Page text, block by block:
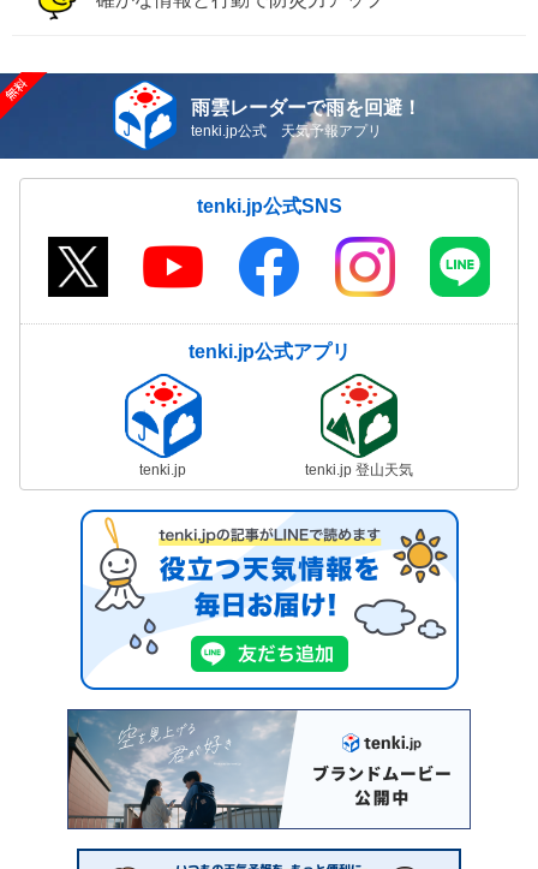
雨雲レーダーで雨を回避！
tenki.jp公式 天気予報アプリ
tenki.jp公式SNS
tenki.jp公式アプリ
tenki.jp tenki.jp 登山天気